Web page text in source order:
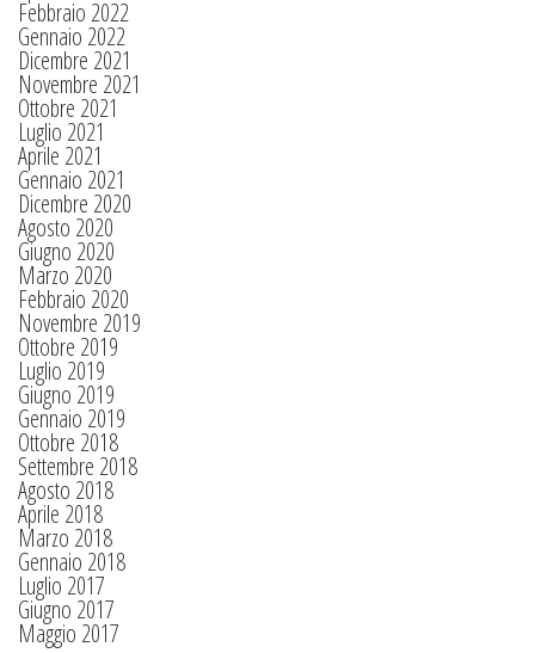
Febbraio 2022
Gennaio 2022
Dicembre 2021
Novembre 2021
Ottobre 2021
Luglio 2021
Aprile 2021
Gennaio 2021
Dicembre 2020
Agosto 2020
Giugno 2020
Marzo 2020
Febbraio 2020
Novembre 2019
Ottobre 2019
Luglio 2019
Giugno 2019
Gennaio 2019
Ottobre 2018
Settembre 2018
Agosto 2018
Aprile 2018
Marzo 2018
Gennaio 2018
Luglio 2017
Giugno 2017
Maggio 2017